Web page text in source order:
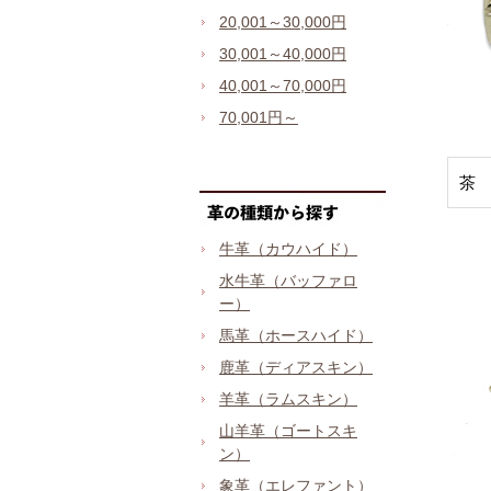
20,001～30,000円
30,001～40,000円
40,001～70,000円
70,001円～
牛革（カウハイド）
水牛革（バッファロ
ー）
馬革（ホースハイド）
鹿革（ディアスキン）
羊革（ラムスキン）
山羊革（ゴートスキ
ン）
象革（エレファント）
茶